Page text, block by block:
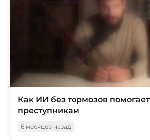
Как ИИ без тормозов помогает
преступникам
6 месяцев назад